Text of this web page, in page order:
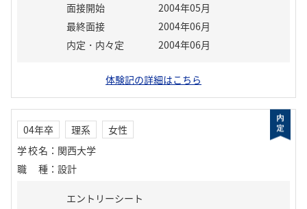
面接開始
2004年05月
最終面接
2004年06月
内定・内々定
2004年06月
体験記の詳細はこちら
04年卒 理系
女性
学校名 ： 関西大学
職種 ： 設計
エントリーシート